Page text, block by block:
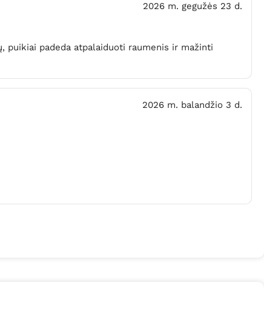
2026 m. gegužės 23 d.
puikiai padeda atpalaiduoti raumenis ir mažinti
2026 m. balandžio 3 d.